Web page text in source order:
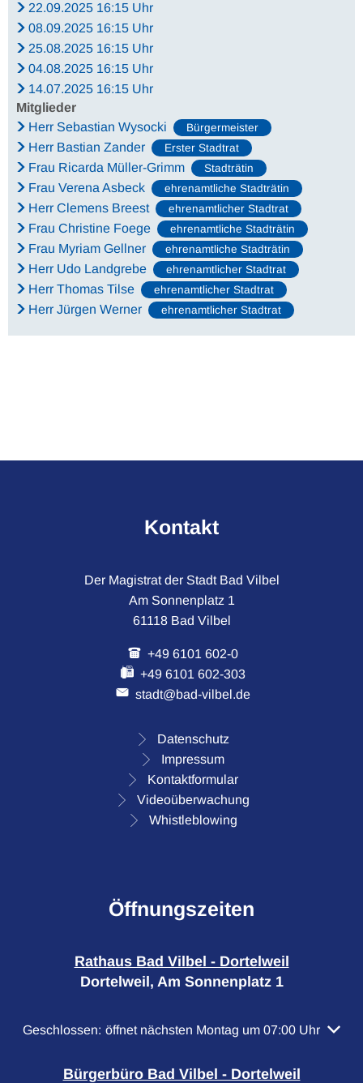
22.09.2025 16:15 Uhr
08.09.2025 16:15 Uhr
25.08.2025 16:15 Uhr
04.08.2025 16:15 Uhr
14.07.2025 16:15 Uhr
Mitglieder
Herr Sebastian Wysocki
Bürgermeister
Herr Bastian Zander Erster Stadtrat
Frau Ricarda Müller-Grimm Stadträtin
Frau Verena Asbeck ehrenamtliche Stadträtin
Herr Clemens Breest ehrenamtlicher Stadtrat
Frau Christine Foege ehrenamtliche Stadträtin
Frau Myriam Gellner ehrenamtliche Stadträtin
Herr Udo Landgrebe ehrenamtlicher Stadtrat
Herr Thomas Tilse ehrenamtlicher Stadtrat
Herr Jürgen Werner ehrenamtlicher Stadtrat
Kontakt
Der Magistrat der Stadt Bad Vilbel
Am Sonnenplatz 1
61118 Bad Vilbel
+49 6101 602-0
+49 6101 602-303
stadt@bad-vilbel.de
Datenschutz
Impressum
Kontaktformular
Videoüberwachung
Whistleblowing
Öffnungszeiten
Rathaus Bad Vilbel - Dortelweil
Dortelweil, Am Sonnenplatz 1
Klicken, um weitere Öffnungs- oder Schließzeiten
Geschlossen: öffnet nächsten Montag um 07:00 Uhr
Bürgerbüro Bad Vilbel - Dortelweil